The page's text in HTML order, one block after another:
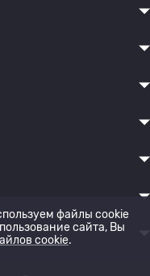
файлы cookie
сайта, Вы
cookie.